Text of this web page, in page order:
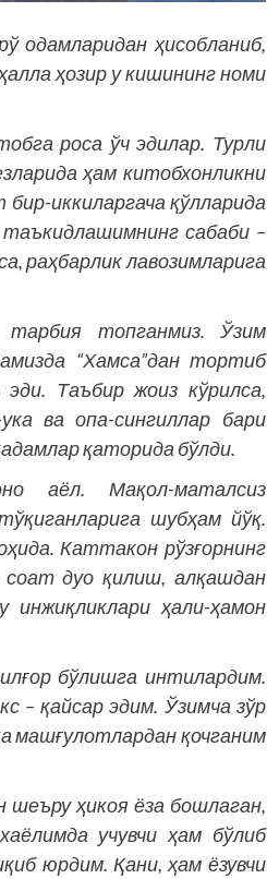
одамларидан ҳисобланиб,
ҳозир у кишининг номи
роса ўч эдилар. Турли
ҳам китобхонликни
иккиларгача қўлларида
сабаби –
раҳбарлик лавозимларига
топганмиз. Ўзим
“Хамса”дан тортиб
эди. Таъбир жоиз кўрилса,
ва опа-сингиллар бари
қаторида бўлди.
аёл. Мақол-маталсиз
шубҳам йўқ.
Каттакон рўзғорнинг
соат дуо қилиш, алқашдан
инжиқликлари ҳали-ҳамон
бўлишга интилардим.
– қайсар эдим. Ўзимча зўр
машғулотлардан қочганим
ҳикоя ёза бошлаган,
учувчи ҳам бўлиб
юрдим. Қани, ҳам ёзувчи